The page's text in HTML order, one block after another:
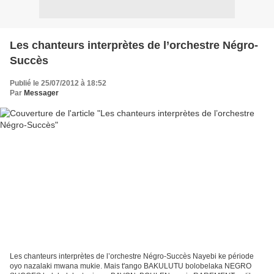
Les chanteurs interprètes de l’orchestre Négro-
Succès
Publié le 25/07/2012 à 18:52
Par Messager
Les chanteurs interprètes de l’orchestre Négro-Succès Nayebi ke période
oyo nazalaki mwana mukie. Mais t'ango BAKULUTU bolobelaka NEGRO